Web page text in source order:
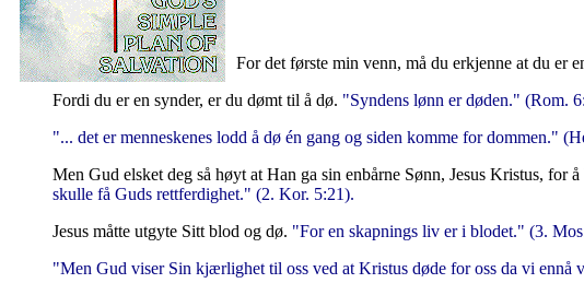
For det første min venn, må du erkjenne at du er
Fordi du er en synder, er du dømt til å dø. "Syndens lønn er døden." (Rom.
"... det er menneskenes lodd å dø én gang og siden komme for dommen."
Men Gud elsket deg så høyt at Han ga sin enbårne Sønn, Jesus Kristus, for
skulle få Guds rettferdighet." (2. Kor. 5:21).
Jesus måtte utgyte Sitt blod og dø. "For en skapnings liv er i blodet." (3.
"Men Gud viser Sin kjærlighet til oss ved at Kristus døde for oss da vi ennå